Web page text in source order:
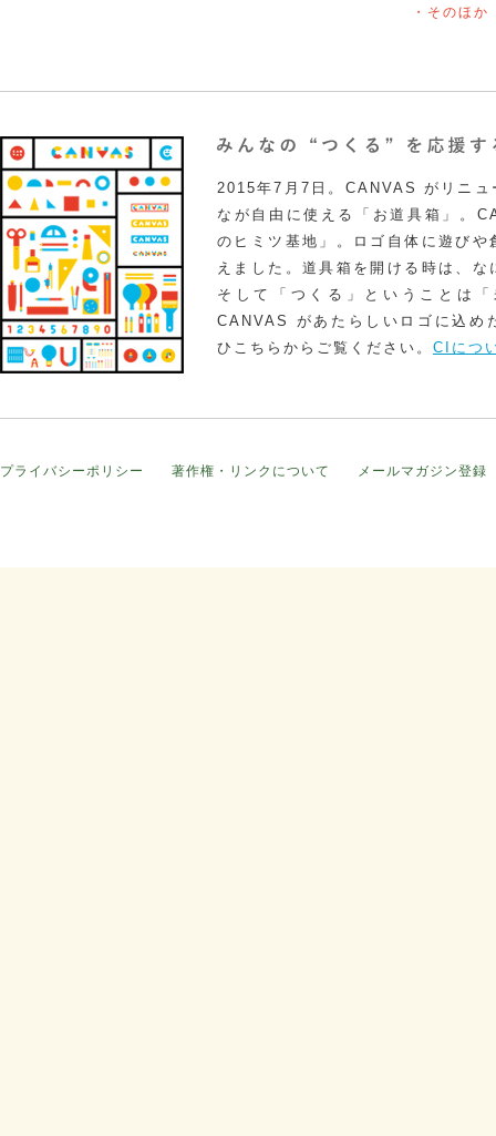
・そのほか
2015年7月7日。CANVAS がリニュ
なが自由に使える「お道具箱」。
のヒミツ基地」。ロゴ自体に遊び
えました。道具箱を開ける時は、
そして「つくる」ということは
CANVAS があたらしいロゴに込め
ひこちらからご覧ください。 CIにつ
プライバシーポリシー 著作権・リンクについて メールマガジン登録